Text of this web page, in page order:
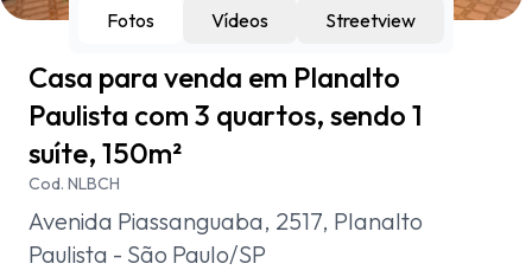
Fotos Vídeos Streetview
Casa para venda em Planalto
Paulista com 3 quartos, sendo 1
suíte, 150m²
Cod. NLBCH
Avenida Piassanguaba, 2517, Planalto
Paulista - São Paulo/SP